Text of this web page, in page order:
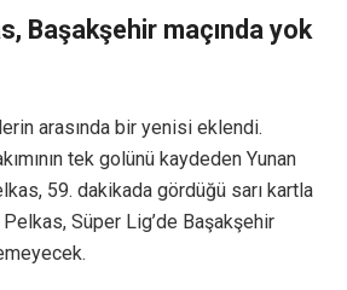
Başakşehir maçında yok
arasında bir yenisi eklendi.
tek golünü kaydeden Yunan
59. dakikada gördüğü sarı kartla
Süper Lig’de Başakşehir